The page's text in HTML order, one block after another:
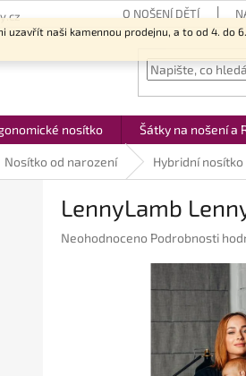
uzavřít naši kamennou prodejnu, a to od 4.
O NOŠENÍ DĚTÍ
nosítko Šátky na nošení a
Nosítko od narození Hybridní nosítko
LennyLamb
Průměrné
Neohodnoceno Podrobnosti